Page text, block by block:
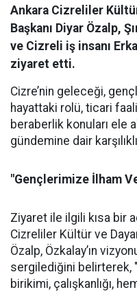
Ankara Cizreliler
Başkanı Diyar Özalp,
ve Cizreli iş insanı
ziyaret etti.
Cizre’nin geleceği,
hayattaki rolü, ticari
beraberlik konuları ele
gündemine dair
"Gençlerimize İlham
Ziyaret ile ilgili kısa bir
Cizreliler Kültür ve
Özalp, Özkalay’ın
sergilediğini belirterek,
birikimi, çalışkanlığı,